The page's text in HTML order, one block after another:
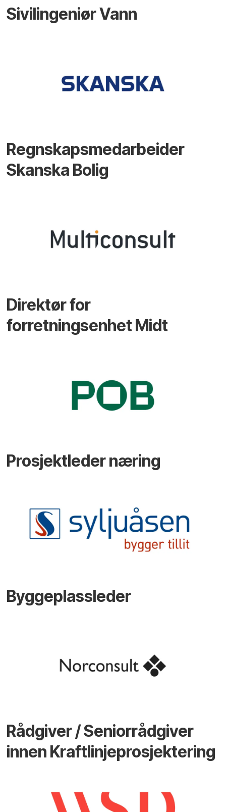
Sivilingeniør Vann
Regnskapsmedarbeider
Skanska Bolig
Direktør for
forretningsenhet Midt
Prosjektleder næring
Byggeplassleder
Rådgiver / Seniorrådgiver
innen Kraftlinjeprosjektering